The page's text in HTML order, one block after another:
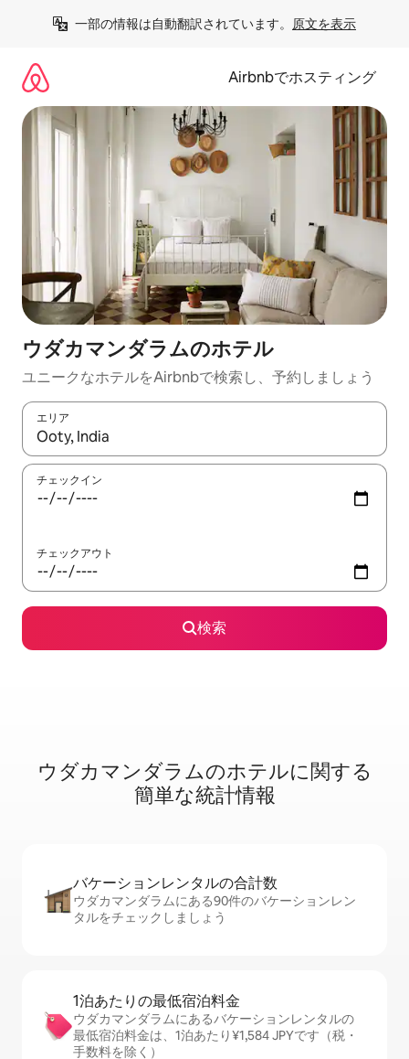
一部の情報は自動翻訳されています。 原文を表示
Airbnbでホスティング
ウダカマンダラムのホ⁠テ⁠ル
ユニークなホ⁠テ⁠ル⁠をAirbnb⁠で検⁠索⁠し⁠、予⁠約し⁠ま⁠し⁠ょ⁠う
エリア
検索結果が表示されたら、上下の矢印キーを使って移動するか
チェックイン
チェックアウト
検索
ウダカマンダラムのホ⁠テ⁠ル⁠に関⁠す⁠る
簡⁠単⁠な統⁠計情⁠報
バケーションレ⁠ン⁠タ⁠ル⁠の合⁠計⁠数
ウダカマンダラムにある90件のバケーションレン
タルをチェックしましょう
1泊あたりの最⁠低⁠宿⁠泊⁠料⁠金
ウダカマンダラムにあるバケーションレンタルの
最低宿泊料金は、1泊あたり¥1,584 JPYです（税・
手数料を除く）